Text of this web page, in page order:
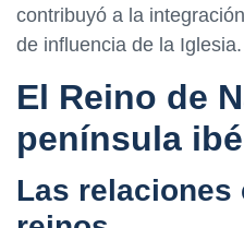
contribuyó a la
de influencia de la Iglesia.
El Reino de
península
Las relaciones